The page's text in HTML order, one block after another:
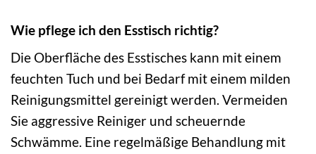
Wie pflege ich den Esstisch richtig?
Die Oberfläche des Esstisches kann mit einem
feuchten Tuch und bei Bedarf mit einem milden
Reinigungsmittel gereinigt werden. Vermeiden
Sie aggressive Reiniger und scheuernde
Schwämme. Eine regelmäßige Behandlung mit